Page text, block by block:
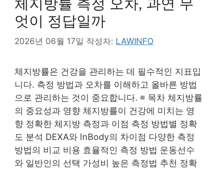
체지방률 측정 오차, 과연 무
엇이 정답일까
2026년 06월 17일 작성자: LAWINFO
체지방률은 건강을 관리하는 데 필수적인 지표입
니다. 측정 방법과 오차를 이해하고 올바른 방법
으로 관리하는 것이 중요합니다. ≡ 목차 체지방률
의 중요성과 영향 체지방률이 건강에 미치는 영
향 정확한 체지방 측정과 이점 측정 방법별 정확
도 분석 DEXA와 InBody의 차이점 다양한 측정
방법의 비교 비용 효율적인 측정 방법 운동선수
와 일반인의 선택 가성비 높은 측정법 추천 정확